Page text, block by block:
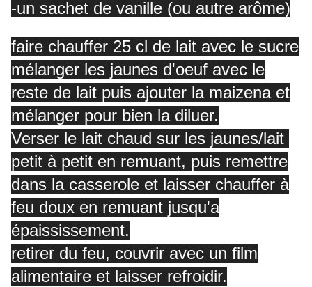
-un sachet de vanille (ou autre arôme)
faire chauffer 25 cl de lait avec le sucre
mélanger les jaunes d'oeuf avec le
reste de lait puis ajouter la maizena et
mélanger pour bien la diluer.
Verser le lait chaud sur les jaunes/lait
petit à petit en remuant, puis remettre
dans la casserole et laisser chauffer à
feu doux en remuant jusqu'a
épaississement.
retirer du feu, couvrir avec un film
alimentaire et laisser refroidir.